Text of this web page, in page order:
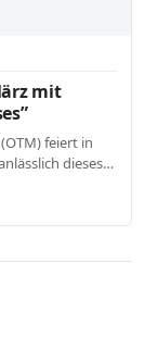
mit
feiert in
dieses…